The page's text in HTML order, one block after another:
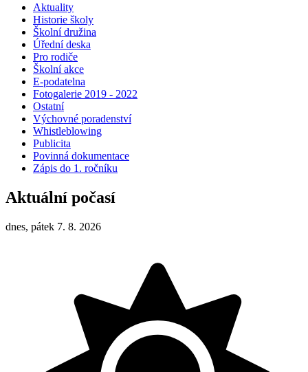
Aktuality
Historie školy
Školní družina
Úřední deska
Pro rodiče
Školní akce
E-podatelna
Fotogalerie 2019 - 2022
Ostatní
Výchovné poradenství
Whistleblowing
Publicita
Povinná dokumentace
Zápis do 1. ročníku
Aktuální počasí
dnes, pátek 7. 8. 2026